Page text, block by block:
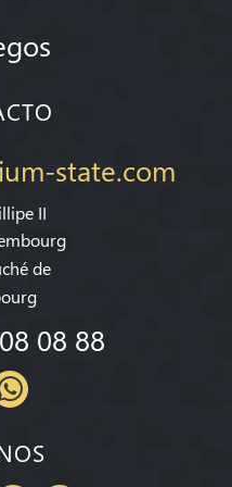
state.com
II
de
08 88